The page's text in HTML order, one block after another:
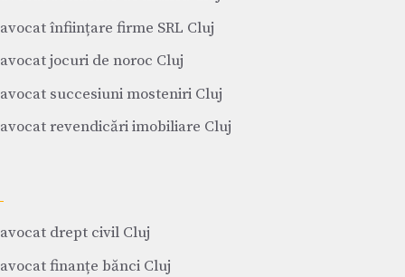
avocat înființare firme SRL Cluj
avocat jocuri de noroc Cluj
avocat succesiuni mosteniri Cluj
avocat revendicări imobiliare Cluj
avocat drept civil Cluj
avocat finanțe bănci Cluj